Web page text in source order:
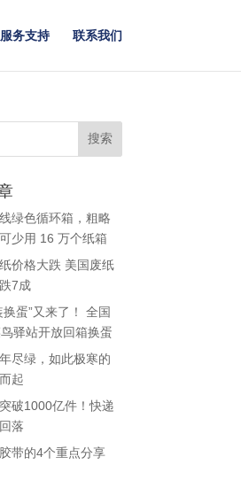
服务支持 联系我们
绿色循环箱，粗略
少用 16 万个纸箱
价格大跌 美国废纸
7成
换蛋”又来了！ 全国
驿站开放回箱换蛋
尽绿，如此极寒的
起
破1000亿件！快递
落
带的4个重点分享